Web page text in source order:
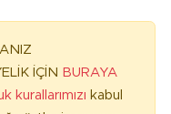
İÇİN BURAYA
kurallarımızı kabul